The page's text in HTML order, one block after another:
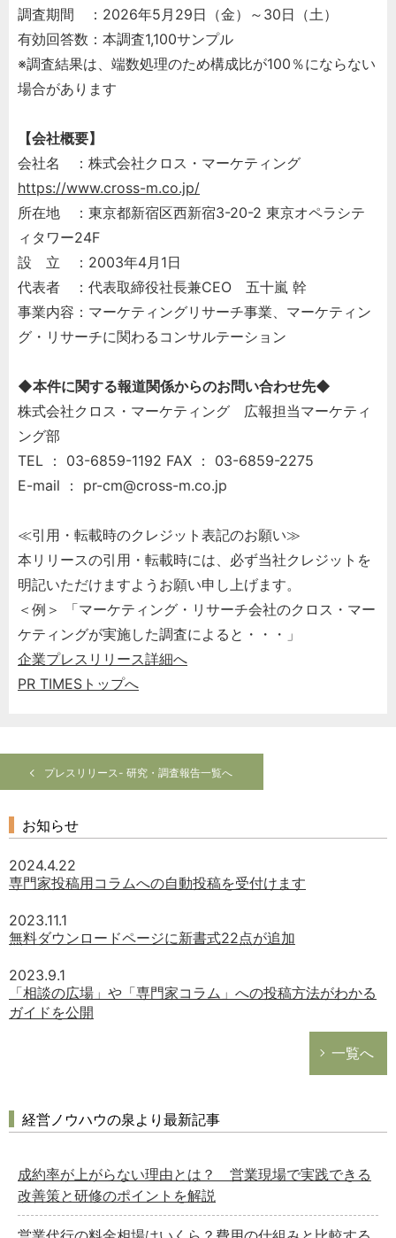
調査期間 ：2026年5月29日（金）～30日（土）
有効回答数：本調査1,100サンプル
※調査結果は、端数処理のため構成比が100％にならない
場合があります
【会社概要】
会社名 ：株式会社クロス・マーケティング
https://www.cross-m.co.jp/
所在地 ：東京都新宿区西新宿3-20-2 東京オペラシテ
ィタワー24F
設 立 ：2003年4月1日
代表者 ：代表取締役社長兼CEO 五十嵐 幹
事業内容：マーケティングリサーチ事業、マーケティン
グ・リサーチに関わるコンサルテーション
◆本件に関する報道関係からのお問い合わせ先◆
株式会社クロス・マーケティング 広報担当マーケティ
ング部
TEL ： 03-6859-1192 FAX ： 03-6859-2275
E-mail ： pr-cm@cross-m.co.jp
≪引用・転載時のクレジット表記のお願い≫
本リリースの引用・転載時には、必ず当社クレジットを
明記いただけますようお願い申し上げます。
＜例＞ 「マーケティング・リサーチ会社のクロス・マー
ケティングが実施した調査によると・・・」
企業プレスリリース詳細へ
PR TIMESトップへ
プレスリリース- 研究・調査報告一覧へ
お知らせ
2024.4.22
専門家投稿用コラムへの自動投稿を受付けます
2023.11.1
無料ダウンロードページに新書式22点が追加
2023.9.1
「相談の広場」や「専門家コラム」への投稿方法がわかる
ガイドを公開
一覧へ
経営ノウハウの泉より最新記事
成約率が上がらない理由とは？ 営業現場で実践できる
改善策と研修のポイントを解説